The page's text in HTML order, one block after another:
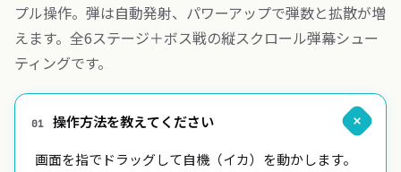
プル操作。弾は自動発射、パワーアップで弾数と拡散が増
えます。全6ステージ＋ボス戦の縦スクロール弾幕シュー
ティングです。
01 操作方法を教えてください
画面を指でドラッグして自機（イカ）を動かします。